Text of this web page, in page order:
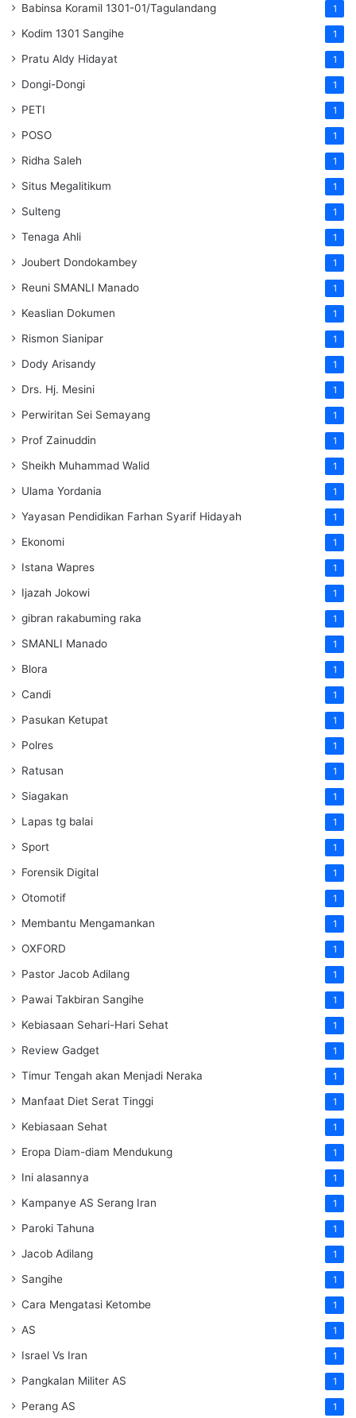
Babinsa Koramil 1301-01/Tagulandang 1
Kodim 1301 Sangihe 1
Pratu Aldy Hidayat 1
Dongi-Dongi 1
PETI 1
POSO 1
Ridha Saleh 1
Situs Megalitikum 1
Sulteng 1
Tenaga Ahli 1
Joubert Dondokambey 1
Reuni SMANLI Manado 1
Keaslian Dokumen 1
Rismon Sianipar 1
Dody Arisandy 1
Drs. Hj. Mesini 1
Perwiritan Sei Semayang 1
Prof Zainuddin 1
Sheikh Muhammad Walid 1
Ulama Yordania 1
Yayasan Pendidikan Farhan Syarif Hidayah 1
Ekonomi 1
Istana Wapres 1
Ijazah Jokowi 1
gibran rakabuming raka 1
SMANLI Manado 1
Blora 1
Candi 1
Pasukan Ketupat 1
Polres 1
Ratusan 1
Siagakan 1
Lapas tg balai 1
Sport 1
Forensik Digital 1
Otomotif 1
Membantu Mengamankan 1
OXFORD 1
Pastor Jacob Adilang 1
Pawai Takbiran Sangihe 1
Kebiasaan Sehari-Hari Sehat 1
Review Gadget 1
Timur Tengah akan Menjadi Neraka 1
Manfaat Diet Serat Tinggi 1
Kebiasaan Sehat 1
Eropa Diam-diam Mendukung 1
Ini alasannya 1
Kampanye AS Serang Iran 1
Paroki Tahuna 1
Jacob Adilang 1
Sangihe 1
Cara Mengatasi Ketombe 1
AS 1
Israel Vs Iran 1
Pangkalan Militer AS 1
Perang AS 1